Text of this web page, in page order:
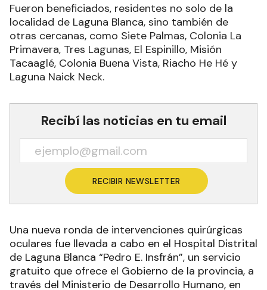
Fueron beneficiados, residentes no solo de la
localidad de Laguna Blanca, sino también de
otras cercanas, como Siete Palmas, Colonia La
Primavera, Tres Lagunas, El Espinillo, Misión
Tacaaglé, Colonia Buena Vista, Riacho He Hé y
Laguna Naick Neck.
Recibí las noticias en tu email
RECIBIR NEWSLETTER
Una nueva ronda de intervenciones quirúrgicas
oculares fue llevada a cabo en el Hospital Distrital
de Laguna Blanca “Pedro E. Insfrán”, un servicio
gratuito que ofrece el Gobierno de la provincia, a
través del Ministerio de Desarrollo Humano, en